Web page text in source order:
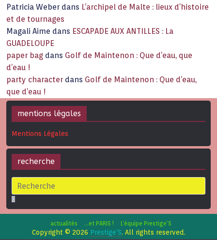
Patricia Weber dans L’archipel de Malte : lieux d’histoire
et de tournages
Magali Aime dans ESCAPADE AUX ANTILLES : La
GUADELOUPE
paper bag dans Golf de Maintenon : Que d’eau, que
d’eau !
party character dans Golf de Maintenon : Que d’eau,
que d’eau !
mentions légales
Mentions Légales
recherche
actualités …et PARIS ! L’équipe Prestige’S
Copyright © 2026 Prestige'S. All rights reserved.